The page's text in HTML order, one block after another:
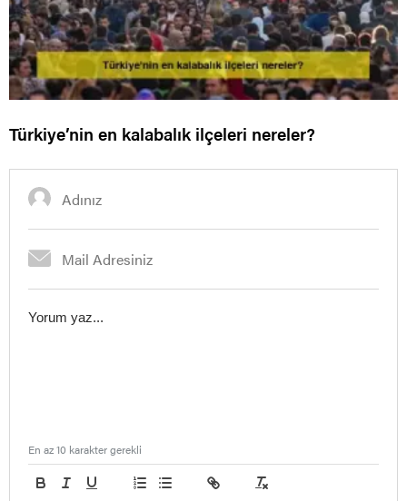
Türkiye’nin en kalabalık ilçeleri nereler?
En az 10 karakter gerekli